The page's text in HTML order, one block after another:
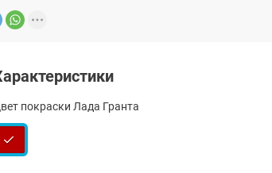
покраски Лада Гранта